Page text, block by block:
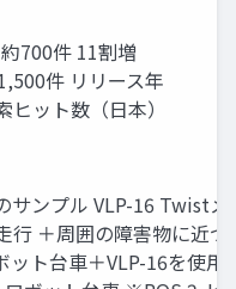
700件 11割増
件 リリース年
ット数（日本）
サンプル VLP-16 Twistメ
行 ＋周囲の障害物に近づ
ット台車＋VLP-16を使用